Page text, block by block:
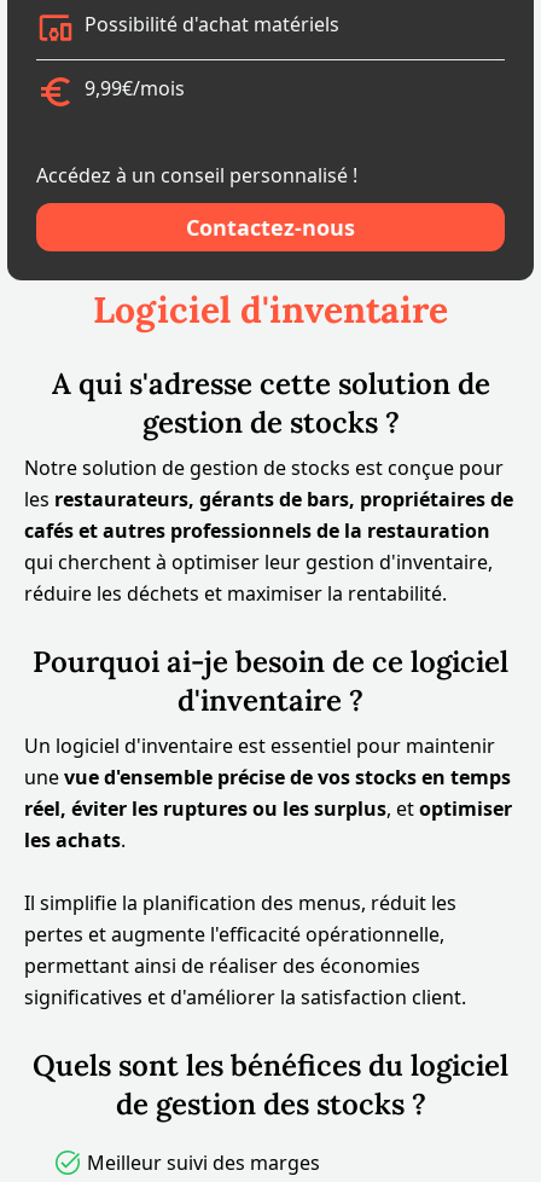
Logiciel d'inventaire
A qui s'adresse cette solution de
gestion de stocks ?
Notre solution de gestion de stocks est conçue pour
les restaurateurs, gérants de bars, propriétaires de
cafés et autres professionnels de la restauration
qui cherchent à optimiser leur gestion d'inventaire,
réduire les déchets et maximiser la rentabilité.
Pourquoi ai-je besoin de ce logiciel
d'inventaire ?
Un logiciel d'inventaire est essentiel pour maintenir
unevue d'ensemble précise de vos stocks en temps
réel, éviter les ruptures ou les surplus, etoptimiser
les achats.
Il simplifie la planification des menus, réduit les
pertes et augmente l'efficacité opérationnelle,
permettant ainsi de réaliser des économies
significatives et d'améliorer la satisfaction client.
Quels sont les bénéfices du logiciel
de gestion des stocks ?
Meilleur suivi des marges
Possibilité d'achat matériels
9,99€/mois
Accédez à un conseil personnalisé !
Contactez-nous